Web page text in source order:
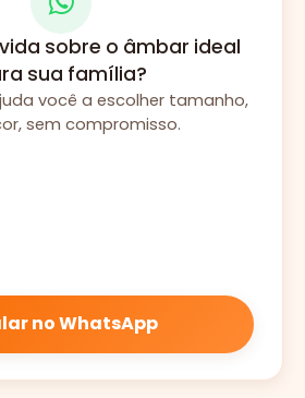
sobre o âmbar ideal
sua família?
você a escolher tamanho,
sem compromisso.
no WhatsApp